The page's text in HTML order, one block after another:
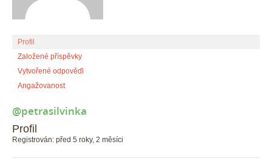
Profil
Založené příspěvky
Vytvořené odpověďi
Angažovanost
@petrasilvinka
Profil
Registrován: před 5 roky, 2 měsíci